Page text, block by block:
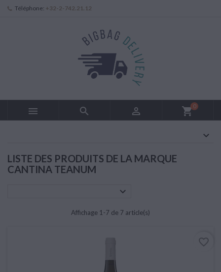
Téléphone: +32-2-742.21.12
   shopping_cart0
LISTE DES PRODUITS DE LA MARQUE
CANTINA TEANUM

Affichage 1-7 de 7 article(s)
favorite_border